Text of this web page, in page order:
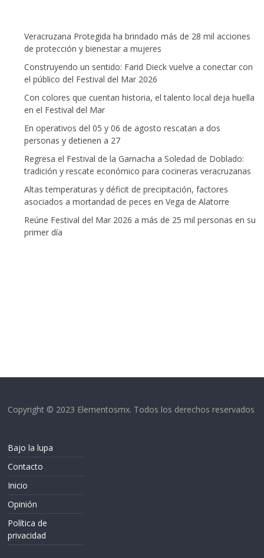
Veracruzana Protegida ha brindado más de 28 mil acciones
de protección y bienestar a mujeres
Construyendo un sentido: Farid Dieck vuelve a conectar con
el público del Festival del Mar 2026
Con colores que cuentan historia, el talento local deja huella
en el Festival del Mar
En operativos del 05 y 06 de agosto rescatan a dos
personas y detienen a 27
Regresa el Festival de la Garnacha a Soledad de Doblado:
tradición y rescate económico para cocineras veracruzanas
Altas temperaturas y déficit de precipitación, factores
asociados a mortandad de peces en Vega de Alatorre
Reúne Festival del Mar 2026 a más de 25 mil personas en su
primer día
Copyright © 2023 Elementosmx. Todos los derechos reservados
Bajo la lupa
Contacto
Inicio
Opinión
Política de
privacidad